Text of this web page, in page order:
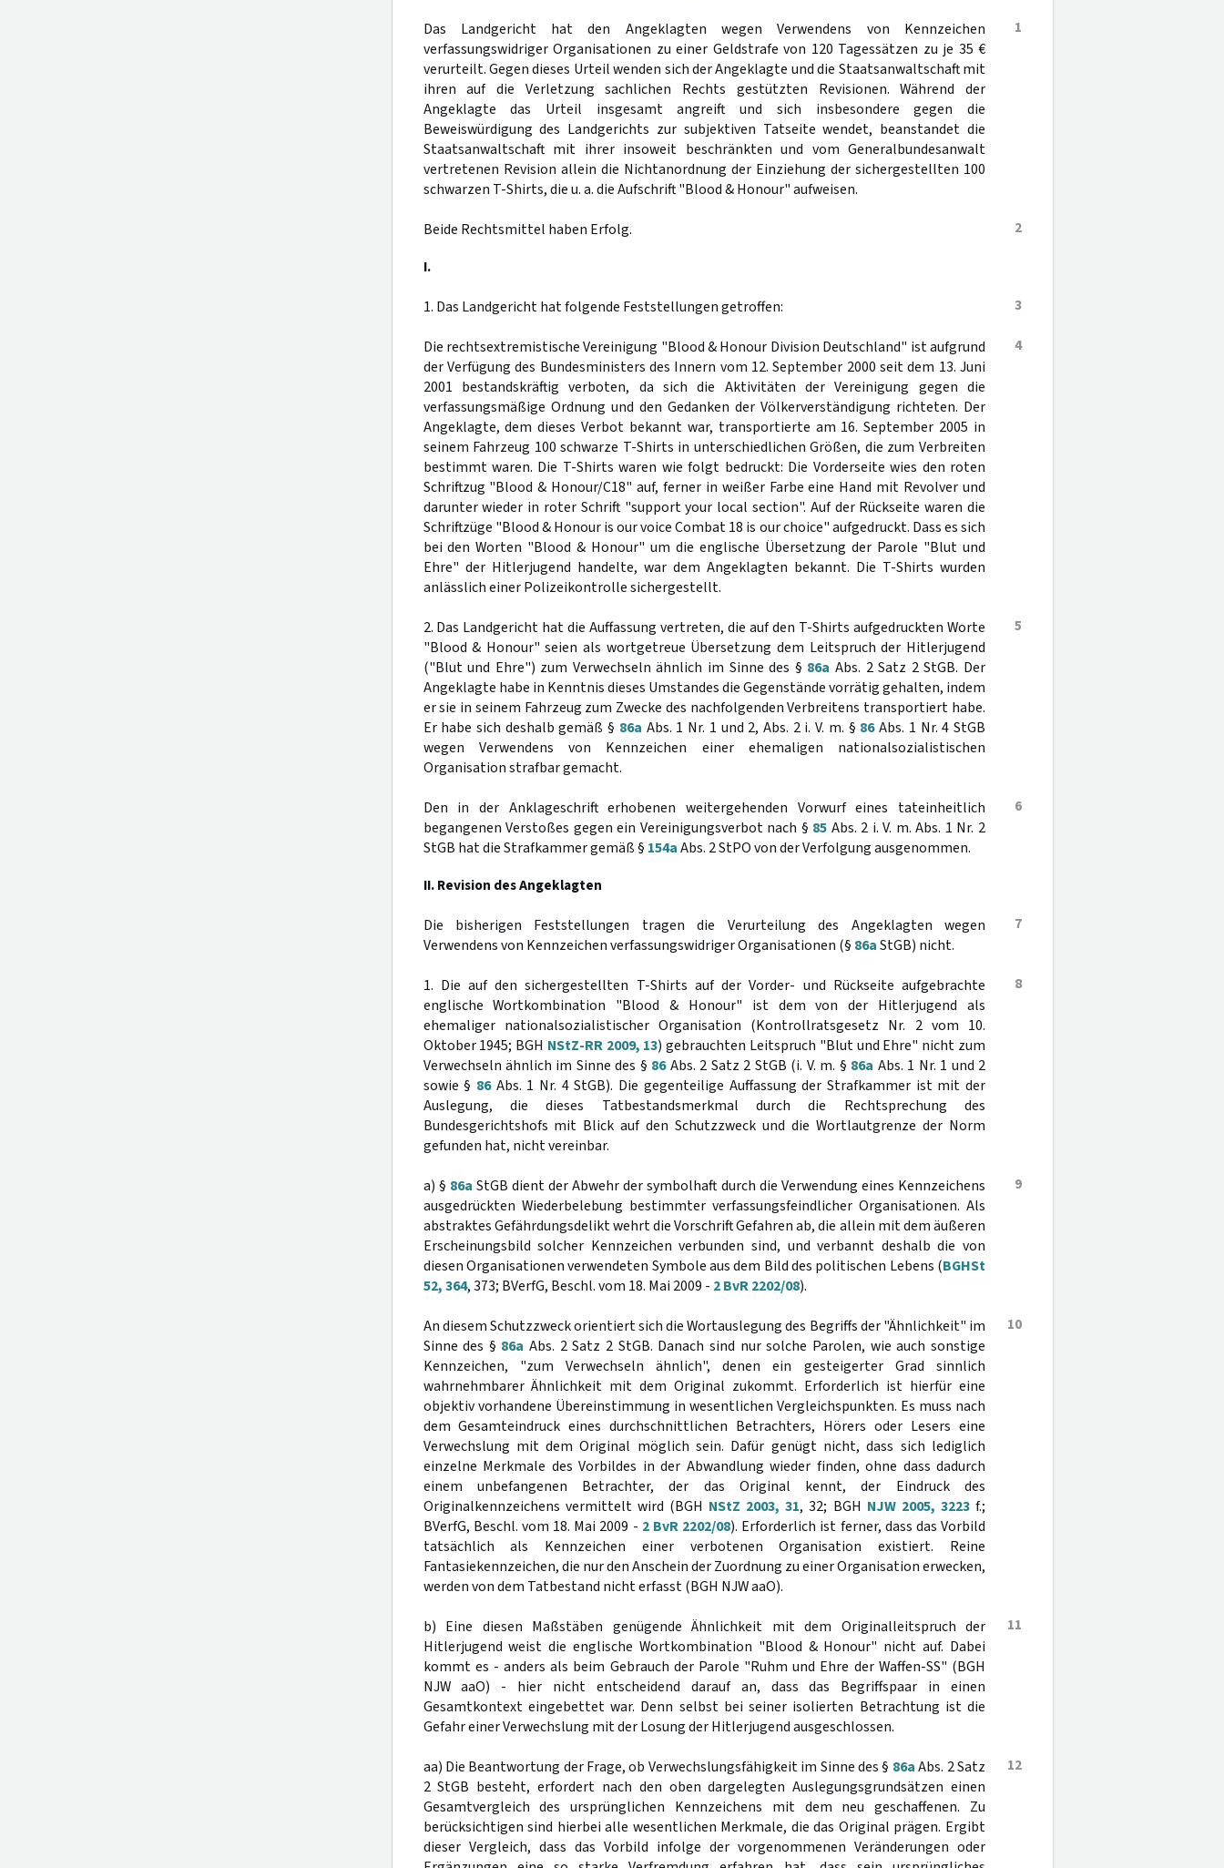
1
Das Landgericht hat den Angeklagten wegen Verwendens von Kennzeichen
verfassungswidriger Organisationen zu einer Geldstrafe von 120 Tagessätzen zu je 35 €
verurteilt. Gegen dieses Urteil wenden sich der Angeklagte und die Staatsanwaltschaft mit
ihren auf die Verletzung sachlichen Rechts gestützten Revisionen. Während der
Angeklagte das Urteil insgesamt angreift und sich insbesondere gegen die
Beweiswürdigung des Landgerichts zur subjektiven Tatseite wendet, beanstandet die
Staatsanwaltschaft mit ihrer insoweit beschränkten und vom Generalbundesanwalt
vertretenen Revision allein die Nichtanordnung der Einziehung der sichergestellten 100
schwarzen T-Shirts, die u. a. die Aufschrift "Blood & Honour" aufweisen.
2
Beide Rechtsmittel haben Erfolg.
I.
3
1. Das Landgericht hat folgende Feststellungen getroffen:
4
Die rechtsextremistische Vereinigung "Blood & Honour Division Deutschland" ist aufgrund
der Verfügung des Bundesministers des Innern vom 12. September 2000 seit dem 13. Juni
2001 bestandskräftig verboten, da sich die Aktivitäten der Vereinigung gegen die
verfassungsmäßige Ordnung und den Gedanken der Völkerverständigung richteten. Der
Angeklagte, dem dieses Verbot bekannt war, transportierte am 16. September 2005 in
seinem Fahrzeug 100 schwarze T-Shirts in unterschiedlichen Größen, die zum Verbreiten
bestimmt waren. Die T-Shirts waren wie folgt bedruckt: Die Vorderseite wies den roten
Schriftzug "Blood & Honour/C18" auf, ferner in weißer Farbe eine Hand mit Revolver und
darunter wieder in roter Schrift "support your local section". Auf der Rückseite waren die
Schriftzüge "Blood & Honour is our voice Combat 18 is our choice" aufgedruckt. Dass es sich
bei den Worten "Blood & Honour" um die englische Übersetzung der Parole "Blut und
Ehre" der Hitlerjugend handelte, war dem Angeklagten bekannt. Die T-Shirts wurden
anlässlich einer Polizeikontrolle sichergestellt.
5
2. Das Landgericht hat die Auffassung vertreten, die auf den T-Shirts aufgedruckten Worte
"Blood & Honour" seien als wortgetreue Übersetzung dem Leitspruch der Hitlerjugend
("Blut und Ehre") zum Verwechseln ähnlich im Sinne des § 86a Abs. 2 Satz 2 StGB. Der
Angeklagte habe in Kenntnis dieses Umstandes die Gegenstände vorrätig gehalten, indem
er sie in seinem Fahrzeug zum Zwecke des nachfolgenden Verbreitens transportiert habe.
Er habe sich deshalb gemäß § 86a Abs. 1 Nr. 1 und 2, Abs. 2 i. V. m. § 86Abs. 1 Nr. 4 StGB
wegen Verwendens von Kennzeichen einer ehemaligen nationalsozialistischen
Organisation strafbar gemacht.
6
Den in der Anklageschrift erhobenen weitergehenden Vorwurf eines tateinheitlich
begangenen Verstoßes gegen ein Vereinigungsverbot nach § 85 Abs. 2 i. V. m. Abs. 1 Nr. 2
StGB hat die Strafkammer gemäß § 154aAbs. 2 StPO von der Verfolgung ausgenommen.
II. Revision des Angeklagten
7
Die bisherigen Feststellungen tragen die Verurteilung des Angeklagten wegen
Verwendens von Kennzeichen verfassungswidriger Organisationen (§ 86aStGB) nicht.
8
1. Die auf den sichergestellten T-Shirts auf der Vorder- und Rückseite aufgebrachte
englische Wortkombination "Blood & Honour" ist dem von der Hitlerjugend als
ehemaliger nationalsozialistischer Organisation (Kontrollratsgesetz Nr. 2 vom 10.
Oktober 1945; BGH NStZ-RR 2009, 13) gebrauchten Leitspruch "Blut und Ehre" nicht zum
Verwechseln ähnlich im Sinne des § 86Abs. 2 Satz 2 StGB (i. V. m. § 86a Abs. 1 Nr. 1 und 2
sowie § 86Abs. 1 Nr. 4 StGB). Die gegenteilige Auffassung der Strafkammer ist mit der
Auslegung, die dieses Tatbestandsmerkmal durch die Rechtsprechung des
Bundesgerichtshofs mit Blick auf den Schutzzweck und die Wortlautgrenze der Norm
gefunden hat, nicht vereinbar.
9
a) § 86a StGB dient der Abwehr der symbolhaft durch die Verwendung eines Kennzeichens
ausgedrückten Wiederbelebung bestimmter verfassungsfeindlicher Organisationen. Als
abstraktes Gefährdungsdelikt wehrt die Vorschrift Gefahren ab, die allein mit dem äußeren
Erscheinungsbild solcher Kennzeichen verbunden sind, und verbannt deshalb die von
diesen Organisationen verwendeten Symbole aus dem Bild des politischen Lebens (BGHSt
52, 364, 373; BVerfG, Beschl. vom 18. Mai 2009 - 2 BvR 2202/08).
10
An diesem Schutzzweck orientiert sich die Wortauslegung des Begriffs der "Ähnlichkeit" im
Sinne des § 86a Abs. 2 Satz 2 StGB. Danach sind nur solche Parolen, wie auch sonstige
Kennzeichen, "zum Verwechseln ähnlich", denen ein gesteigerter Grad sinnlich
wahrnehmbarer Ähnlichkeit mit dem Original zukommt. Erforderlich ist hierfür eine
objektiv vorhandene Übereinstimmung in wesentlichen Vergleichspunkten. Es muss nach
dem Gesamteindruck eines durchschnittlichen Betrachters, Hörers oder Lesers eine
Verwechslung mit dem Original möglich sein. Dafür genügt nicht, dass sich lediglich
einzelne Merkmale des Vorbildes in der Abwandlung wieder finden, ohne dass dadurch
einem unbefangenen Betrachter, der das Original kennt, der Eindruck des
Originalkennzeichens vermittelt wird (BGH NStZ 2003, 31, 32; BGH NJW 2005, 3223f.;
BVerfG, Beschl. vom 18. Mai 2009 - 2 BvR 2202/08). Erforderlich ist ferner, dass das Vorbild
tatsächlich als Kennzeichen einer verbotenen Organisation existiert. Reine
Fantasiekennzeichen, die nur den Anschein der Zuordnung zu einer Organisation erwecken,
werden von dem Tatbestand nicht erfasst (BGH NJW aaO).
11
b) Eine diesen Maßstäben genügende Ähnlichkeit mit dem Originalleitspruch der
Hitlerjugend weist die englische Wortkombination "Blood & Honour" nicht auf. Dabei
kommt es - anders als beim Gebrauch der Parole "Ruhm und Ehre der Waffen-SS" (BGH
NJW aaO) - hier nicht entscheidend darauf an, dass das Begriffspaar in einen
Gesamtkontext eingebettet war. Denn selbst bei seiner isolierten Betrachtung ist die
Gefahr einer Verwechslung mit der Losung der Hitlerjugend ausgeschlossen.
12
aa) Die Beantwortung der Frage, ob Verwechslungsfähigkeit im Sinne des § 86aAbs. 2 Satz
2 StGB besteht, erfordert nach den oben dargelegten Auslegungsgrundsätzen einen
Gesamtvergleich des ursprünglichen Kennzeichens mit dem neu geschaffenen. Zu
berücksichtigen sind hierbei alle wesentlichen Merkmale, die das Original prägen. Ergibt
dieser Vergleich, dass das Vorbild infolge der vorgenommenen Veränderungen oder